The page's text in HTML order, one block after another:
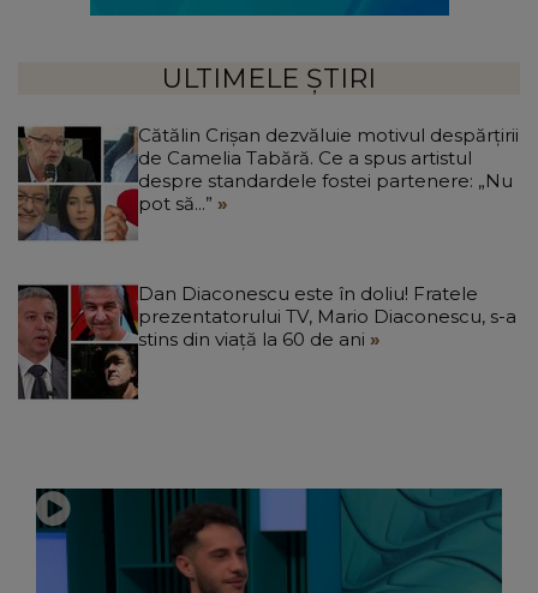
ULTIMELE ȘTIRI
Cătălin Crișan dezvăluie motivul despărțirii
de Camelia Tabără. Ce a spus artistul
despre standardele fostei partenere: „Nu
pot să...”
Dan Diaconescu este în doliu! Fratele
prezentatorului TV, Mario Diaconescu, s-a
stins din viață la 60 de ani